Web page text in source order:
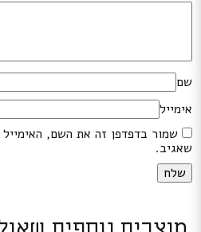
שם
אימייל
שמור בדפדפן זה את השם,
שאגיב.